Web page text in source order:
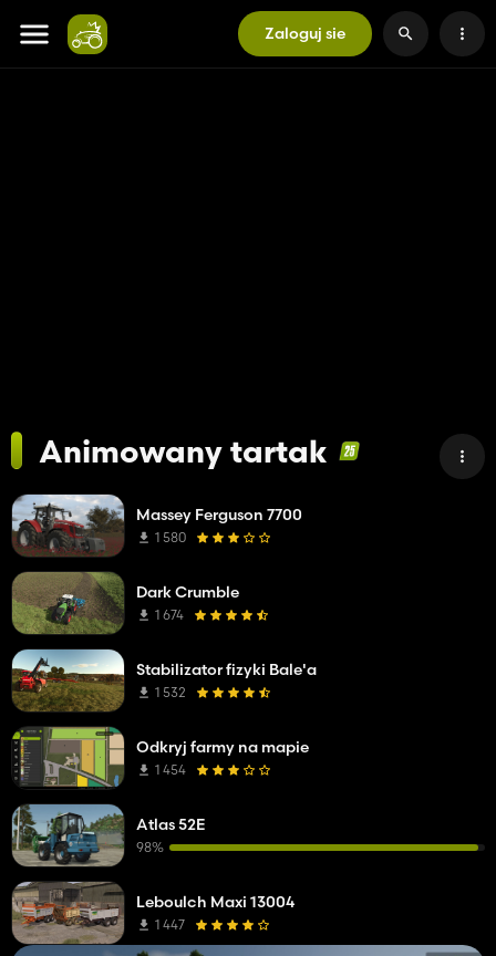
Zaloguj sie
Animowany tartak
Massey Ferguson 7700
1 580
Dark Crumble
1 674
Stabilizator fizyki Bale'a
1 532
Odkryj farmy na mapie
1 454
Atlas 52E
98%
Leboulch Maxi 13004
1 447